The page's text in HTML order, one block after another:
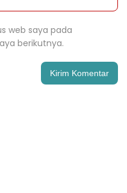
web saya pada
berikutnya.